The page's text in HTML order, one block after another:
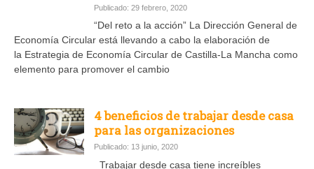
Publicado: 29 febrero, 2020
“Del reto a la acción” La Dirección General de
Economía Circular está llevando a cabo la elaboración de
la Estrategia de Economía Circular de Castilla-La Mancha como
elemento para promover el cambio
4 beneficios de trabajar desde casa
para las organizaciones
Publicado: 13 junio, 2020
Trabajar desde casa tiene increíbles